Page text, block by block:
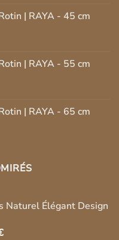
| RAYA - 45 cm
| RAYA - 55 cm
| RAYA - 65 cm
Naturel Élégant Design
Le